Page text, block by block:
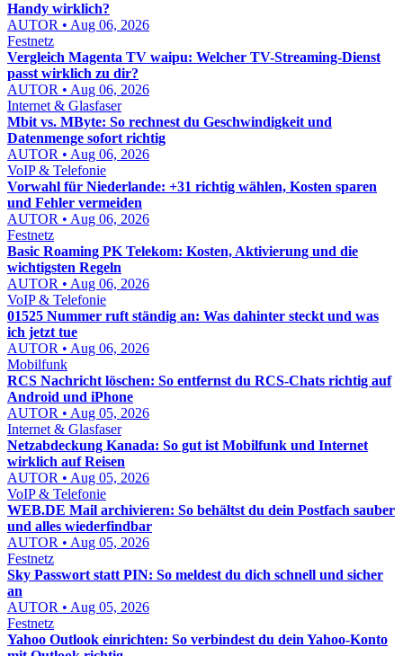
Handy wirklich?
AUTOR • Aug 06, 2026
Festnetz
Vergleich Magenta TV waipu: Welcher TV-Streaming-Dienst
passt wirklich zu dir?
AUTOR • Aug 06, 2026
Internet & Glasfaser
Mbit vs. MByte: So rechnest du Geschwindigkeit und
Datenmenge sofort richtig
AUTOR • Aug 06, 2026
VoIP & Telefonie
Vorwahl für Niederlande: +31 richtig wählen, Kosten sparen
und Fehler vermeiden
AUTOR • Aug 06, 2026
Festnetz
Basic Roaming PK Telekom: Kosten, Aktivierung und die
wichtigsten Regeln
AUTOR • Aug 06, 2026
VoIP & Telefonie
01525 Nummer ruft ständig an: Was dahinter steckt und was
ich jetzt tue
AUTOR • Aug 06, 2026
Mobilfunk
RCS Nachricht löschen: So entfernst du RCS-Chats richtig auf
Android und iPhone
AUTOR • Aug 05, 2026
Internet & Glasfaser
Netzabdeckung Kanada: So gut ist Mobilfunk und Internet
wirklich auf Reisen
AUTOR • Aug 05, 2026
VoIP & Telefonie
WEB.DE Mail archivieren: So behältst du dein Postfach sauber
und alles wiederfindbar
AUTOR • Aug 05, 2026
Festnetz
Sky Passwort statt PIN: So meldest du dich schnell und sicher
an
AUTOR • Aug 05, 2026
Festnetz
Yahoo Outlook einrichten: So verbindest du dein Yahoo-Konto